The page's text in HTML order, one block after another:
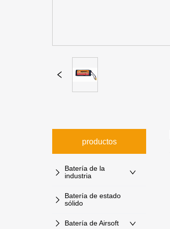
productos
Batería de la
industria
Batería de estado
sólido
Batería de Airsoft